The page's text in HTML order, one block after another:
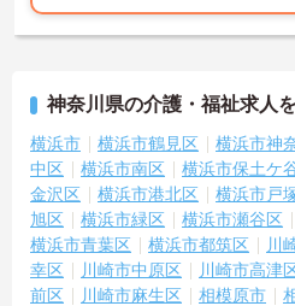
神奈川県の介護・福祉求人
横浜市 横浜市鶴見区 横浜市神
中区
横浜市南区 横浜市保土ケ
金沢区
横浜市港北区 横浜市戸
旭区
横浜市緑区 横浜市瀬谷区
横浜市青葉区
横浜市都筑区 川
幸区
川崎市中原区 川崎市高津
前区
川崎市麻生区 相模原市